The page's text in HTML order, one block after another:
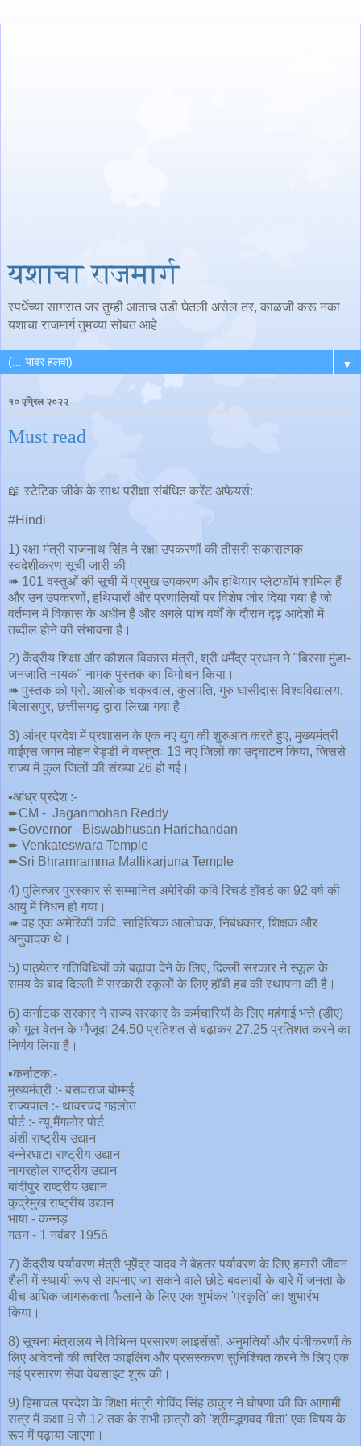
यशाचा राजमार्ग
स्पर्धेच्या सागरात जर तुम्ही आताच उडी घेतली असेल तर, काळजी करू नका
यशाचा राजमार्ग तुमच्या सोबत आहे
▼
१० एप्रिल २०२२
Must read
📖 स्टेटिक जीके के साथ परीक्षा संबंधित करेंट अफेयर्स:
#Hindi
1) रक्षा मंत्री राजनाथ सिंह ने रक्षा उपकरणों की तीसरी सकारात्मक
स्वदेशीकरण सूची जारी की।
➠ 101 वस्तुओं की सूची में प्रमुख उपकरण और हथियार प्लेटफॉर्म शामिल हैं
और उन उपकरणों, हथियारों और प्रणालियों पर विशेष जोर दिया गया है जो
वर्तमान में विकास के अधीन हैं और अगले पांच वर्षों के दौरान दृढ़ आदेशों में
तब्दील होने की संभावना है।
2) केंद्रीय शिक्षा और कौशल विकास मंत्री, श्री धर्मेंद्र प्रधान ने "बिरसा मुंडा-
जनजाति नायक" नामक पुस्तक का विमोचन किया।
➠ पुस्तक को प्रो. आलोक चक्रवाल, कुलपति, गुरु घासीदास विश्वविद्यालय,
बिलासपुर, छत्तीसगढ़ द्वारा लिखा गया है।
3) आंध्र प्रदेश में प्रशासन के एक नए युग की शुरुआत करते हुए, मुख्यमंत्री
वाईएस जगन मोहन रेड्डी ने वस्तुतः 13 नए जिलों का उद्घाटन किया, जिससे
राज्य में कुल जिलों की संख्या 26 हो गई।
▪️आंध्र प्रदेश :-
➨CM - Jaganmohan Reddy
➨Governor - Biswabhusan Harichandan
➨ Venkateswara Temple
➨Sri Bhramramma Mallikarjuna Temple
4) पुलित्जर पुरस्कार से सम्मानित अमेरिकी कवि रिचर्ड हॉवर्ड का 92 वर्ष की
आयु में निधन हो गया।
➠ वह एक अमेरिकी कवि, साहित्यिक आलोचक, निबंधकार, शिक्षक और
अनुवादक थे।
5) पाठ्येतर गतिविधियों को बढ़ावा देने के लिए, दिल्ली सरकार ने स्कूल के
समय के बाद दिल्ली में सरकारी स्कूलों के लिए हॉबी हब की स्थापना की है।
6) कर्नाटक सरकार ने राज्य सरकार के कर्मचारियों के लिए महंगाई भत्ते (डीए)
को मूल वेतन के मौजूदा 24.50 प्रतिशत से बढ़ाकर 27.25 प्रतिशत करने का
निर्णय लिया है।
▪️कर्नाटक:-
मुख्यमंत्री :- बसवराज बोम्मई
राज्यपाल :- थावरचंद गहलोत
पोर्ट :- न्यू मैंगलोर पोर्ट
अंशी राष्ट्रीय उद्यान
बन्नेरघाटा राष्ट्रीय उद्यान
नागरहोल राष्ट्रीय उद्यान
बांदीपुर राष्ट्रीय उद्यान
कुद्रेमुख राष्ट्रीय उद्यान
भाषा - कन्नड़
गठन - 1 नवंबर 1956
7) केंद्रीय पर्यावरण मंत्री भूपेंद्र यादव ने बेहतर पर्यावरण के लिए हमारी जीवन
शैली में स्थायी रूप से अपनाए जा सकने वाले छोटे बदलावों के बारे में जनता के
बीच अधिक जागरूकता फैलाने के लिए एक शुभंकर 'प्रकृति' का शुभारंभ
किया।
8) सूचना मंत्रालय ने विभिन्न प्रसारण लाइसेंसों, अनुमतियों और पंजीकरणों के
लिए आवेदनों की त्वरित फाइलिंग और प्रसंस्करण सुनिश्चित करने के लिए एक
नई प्रसारण सेवा वेबसाइट शुरू की।
9) हिमाचल प्रदेश के शिक्षा मंत्री गोविंद सिंह ठाकुर ने घोषणा की कि आगामी
सत्र में कक्षा 9 से 12 तक के सभी छात्रों को 'श्रीमद्भगवद गीता' एक विषय के
रूप में पढ़ाया जाएगा।